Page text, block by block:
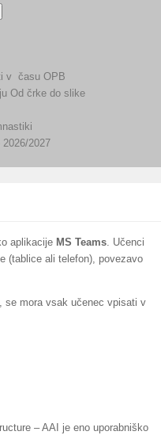
aplikacije MS Teams. Učenci
(tablice ali telefon), povezavo
se mora vsak učenec vpisati v
– AAI je eno uporabniško
v času OPB
Od črke do slike
2027